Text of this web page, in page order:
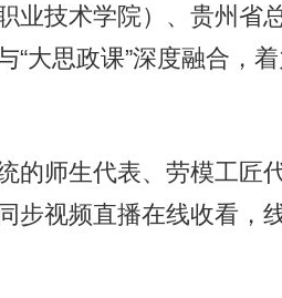
业技术学院）、贵州省
“大思政课”深度融合，
师生代表、劳模工匠
步视频直播在线收看，